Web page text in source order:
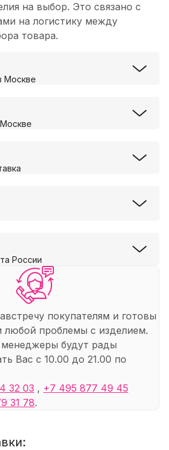
на выбор. Это связано с
на логистику между
товара.
Москве
России
покупателям и готовы
проблемы с изделием.
будут рады
Вас с 10.00 до 21.00 по
32 03 , +7 495 877 49 45
31 78.